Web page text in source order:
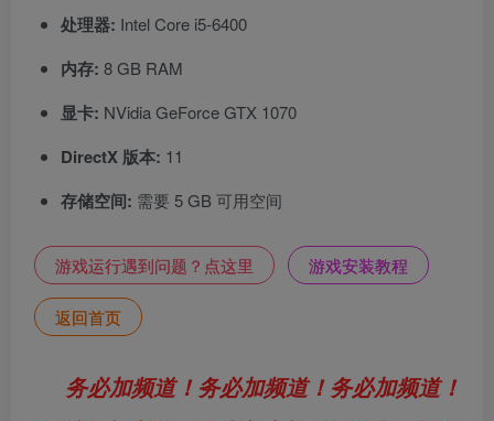
处理器: Intel Core i5-6400
内存: 8 GB RAM
显卡: NVidia GeForce GTX 1070
DirectX 版本: 11
存储空间: 需要 5 GB 可用空间
游戏运行遇到问题？点这里 游戏安装教程
返回首页
务必加频道！务必加频道！务必加频道！